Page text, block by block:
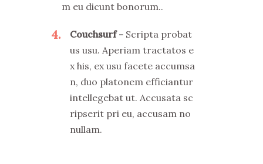
m eu dicunt bonorum..
4 Couchsurf
Scripta probat
us usu. Aperiam tractatos e
x his, ex usu facete accumsa
n, duo platonem efficiantur
intellegebat ut. Accusata sc
ripserit pri eu, accusam no
nullam.